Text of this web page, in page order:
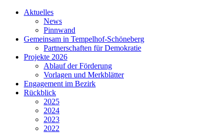
Aktuelles
News
Pinnwand
Gemeinsam in Tempelhof-Schöneberg
Partnerschaften für Demokratie
Projekte 2026
Ablauf der Förderung
Vorlagen und Merkblätter
Engagement im Bezirk
Rückblick
2025
2024
2023
2022